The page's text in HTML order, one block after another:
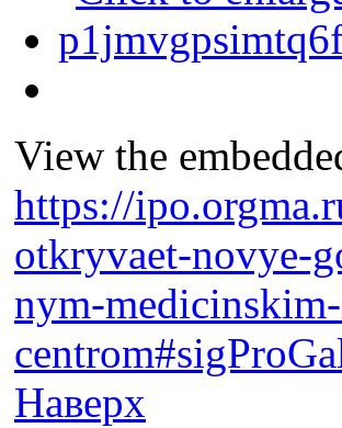
View the
https://
otkryvaet-novye-
nym-
Наверх